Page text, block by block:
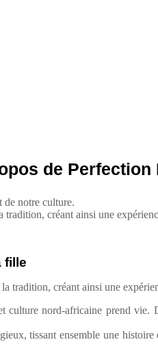
de Perfection
de notre culture.
créant ainsi une
fille
créant ainsi une
nord-africaine prend
tissant ensemble une